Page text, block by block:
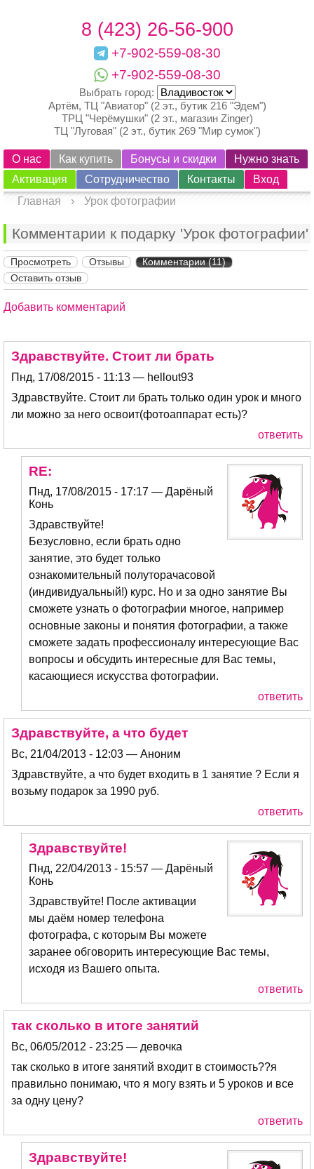
8 (423) 26-56-900
+7-902-559-08-30
+7-902-559-08-30
Выбрать город:
Артём, ТЦ "Авиатор" (2 эт., бутик 216 "Эдем")
ТРЦ "Черёмушки" (2 эт., магазин Zinger)
ТЦ "Луговая" (2 эт., бутик 269 "Мир сумок")
О нас Как купить Бонусы и скидки
Нужно знать
Активация
Сотрудничество Контакты
Вход
Главная
› Урок фотографии
Комментарии к подарку 'Урок фотографии'
Просмотреть Отзывы
Комментарии (11)
Оставить отзыв
Добавить комментарий
Здравствуйте. Стоит ли брать
Пнд, 17/08/2015 - 11:13 — hellout93
Здравствуйте. Стоит ли брать только один урок и много
ли можно за него освоит(фотоаппарат есть)?
ответить
RE:
Пнд, 17/08/2015 - 17:17 — Дарёный
Конь
Здравствуйте!
Безусловно, если брать одно
занятие, это будет только
ознакомительный полуторачасовой
(индивидуальный!) курс. Но и за одно занятие Вы
сможете узнать о фотографии многое, например
основные законы и понятия фотографии, а также
сможете задать профессионалу интересующие Вас
вопросы и обсудить интересные для Вас темы,
касающиеся искусства фотографии.
ответить
Здравствуйте, а что будет
Вс, 21/04/2013 - 12:03 — Аноним
Здравствуйте, а что будет входить в 1 занятие ? Если я
возьму подарок за 1990 руб.
ответить
Здравствуйте!
Пнд, 22/04/2013 - 15:57 — Дарёный
Конь
Здравствуйте! После активации
мы даём номер телефона
фотографа, с которым Вы можете
заранее обговорить интересующие Вас темы,
исходя из Вашего опыта.
ответить
так сколько в итоге занятий
Вс, 06/05/2012 - 23:25 — девочка
так сколько в итоге занятий входит в стоимость??я
правильно понимаю, что я могу взять и 5 уроков и все
за одну цену?
ответить
Здравствуйте!